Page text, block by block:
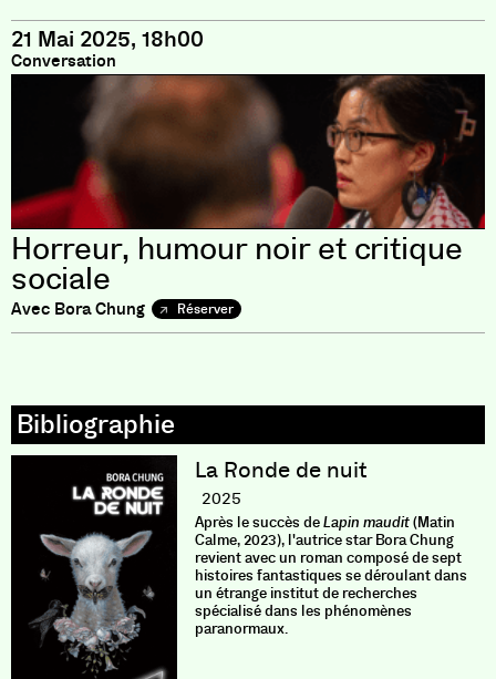
21 Mai 2025, 18h00
Conversation
Horreur, humour noir et critique
sociale
Avec Bora Chung Réserver
La Ronde de nuit
2025
Après le succès deLapin maudit(Matin
Calme, 2023), l'autrice star Bora Chung
revient avec un roman composé de sept
histoires fantastiques se déroulant dans
un étrange institut de recherches
spécialisé dans les phénomènes
paranormaux.